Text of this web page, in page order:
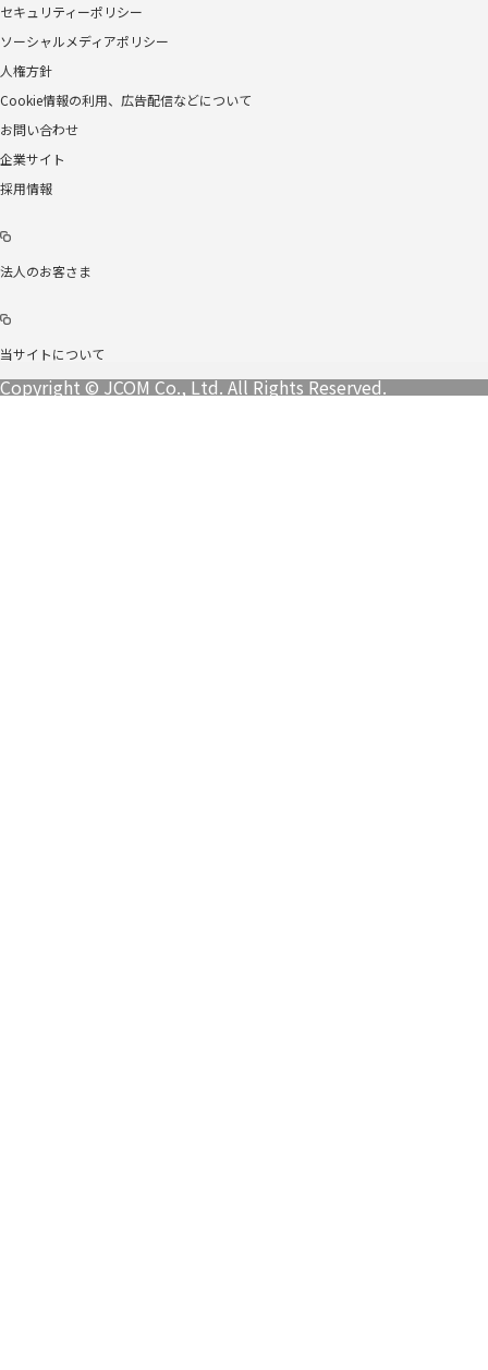
セキュリティーポリシー
ソーシャルメディアポリシー
人権方針
Cookie情報の利用、広告配信などについて
お問い合わせ
企業サイト
採用情報
法人のお客さま
当サイトについて
Copyright © JCOM Co., Ltd. All Rights Reserved.